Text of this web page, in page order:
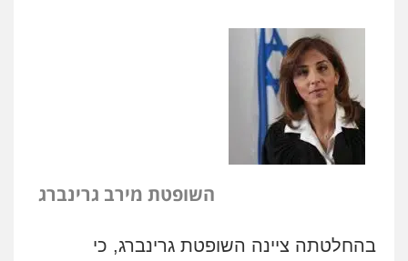
השופטת מירב גרינברג
בהחלטתה ציינה השופטת גרינברג, כי
ניר קידר – צלם
צילום עורכי דין שירותים מקצועיים לעורכי